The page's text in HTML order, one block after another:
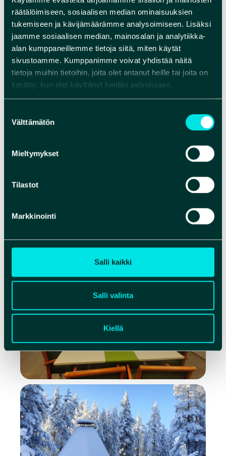
räätälöimiseen, sosiaalisen median ominaisuuksien
tukemiseen ja kävijämäärämme analysoimiseen. Lisäksi
jaamme sosiaalisen median, mainosalan ja analytiikka-
alan kumppaneillemme tietoja siitä, miten käytät
sivustoamme. Kumppanimme voivat yhdistää näitä
tietoja muihin tietoihin, joita olet antanut heille tai joita on
kerätty, kun olet käyttänyt heidän palvelujaan.
valinta
Välttämätön
Mieltymykset
Tilastot
Markkinointi
Salli kaikki
Salli valinta
Kiellä